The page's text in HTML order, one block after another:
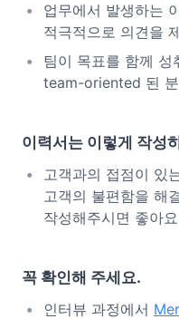
업무에서 발생하는
적극적으로 의견을
팀이 목표를 함께 성
team-oriented 된
이력서는 이렇게 작성
고객과의 접점이 있
고객의 불편함을 해
작성해주시면 좋아
꼭 확인해 주세요.
인터뷰 과정에서